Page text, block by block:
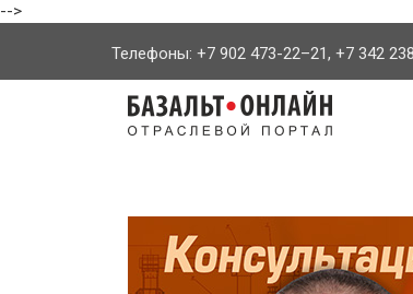
-->
Телефоны: +7 902 473-22–21, +7 342